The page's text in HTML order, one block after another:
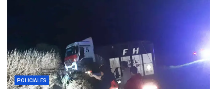
POLICIALES